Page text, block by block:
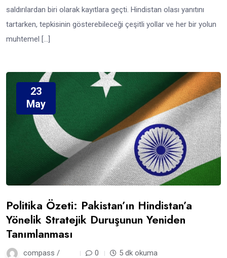
saldırılardan biri olarak kayıtlara geçti. Hindistan olası yanıtını
tartarken, tepkisinin gösterebileceği çeşitli yollar ve her bir yolun
muhtemel […]
23
May
Politika Özeti: Pakistan’ın Hindistan’a
Yönelik Stratejik Duruşunun Yeniden
Tanımlanması
compass / 0 5 dk okuma